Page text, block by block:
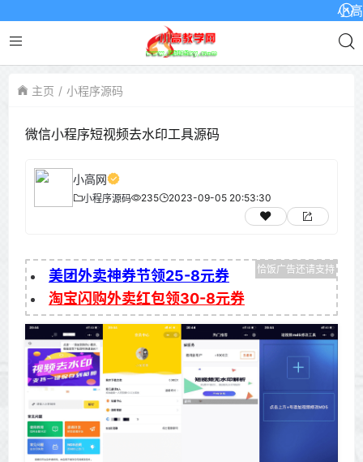
小高
主页 小程序源码
微信小程序短视频去水印工具源码
小高网
小程序源码 235 2023-09-05 20:53:30
美团外卖神券节领25-8元券
淘宝闪购外卖红包领30-8元券